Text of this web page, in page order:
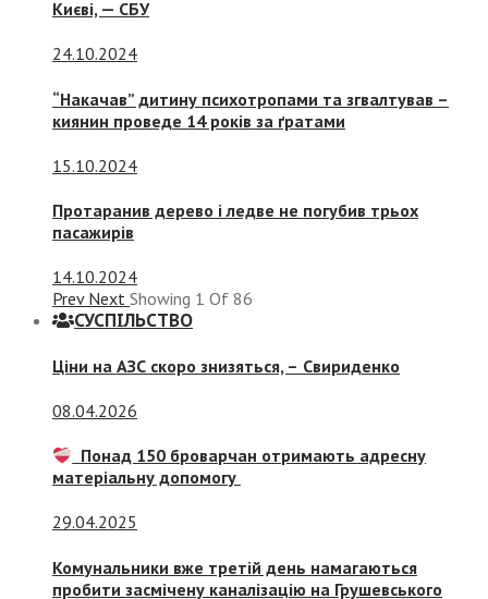
Києві, — СБУ
24.10.2024
“Накачав” дитину психотропами та згвалтував –
киянин проведе 14 років за ґратами
15.10.2024
Протаранив дерево і ледве не погубив трьох
пасажирів
14.10.2024
Prev Next Showing 1 Of 86
СУСПIЛЬСТВО
Ціни на АЗС скоро знизяться, – Свириденко
08.04.2026
Понад 150 броварчан отримають адресну
матеріальну допомогу
29.04.2025
Комунальники вже третій день намагаються
пробити засмічену каналізацію на Грушевського